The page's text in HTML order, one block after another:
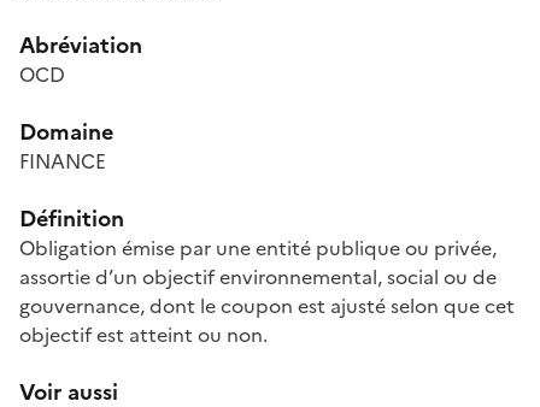
Abréviation
OCD
Domaine
FINANCE
Définition
Obligation émise par une entité publique ou privée,
assortie d’un objectif environnemental, social ou de
gouvernance, dont le coupon est ajusté selon que cet
objectif est atteint ou non.
Voir aussi